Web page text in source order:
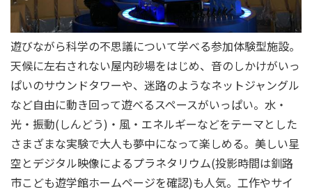
遊びながら科学の不思議について学べる参加体験型施設。
天候に左右されない屋内砂場をはじめ、音のしかけがいっ
ぱいのサウンドタワーや、迷路のようなネットジャングル
など自由に動き回って遊べるスペースがいっぱい。水・
光・振動(しんどう)・風・エネルギーなどをテーマとした
さまざまな実験で大人も夢中になって楽しめる。美しい星
空とデジタル映像によるプラネタリウム(投影時間は釧路
市こども遊学館ホームページを確認)も人気。工作やサイ